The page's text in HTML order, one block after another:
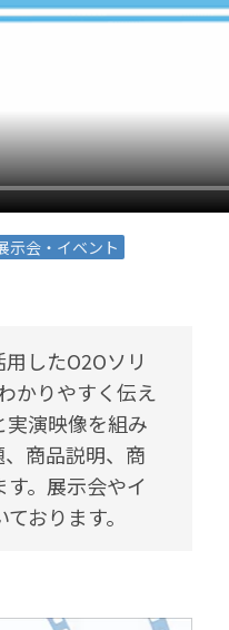
示会・イベント
したO2Oソリ
かりやすく伝え
演映像を組み
商品説明、商
。展示会やイ
おります。